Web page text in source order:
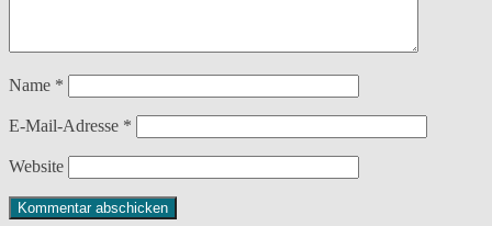
Name *
E-Mail-Adresse *
Website